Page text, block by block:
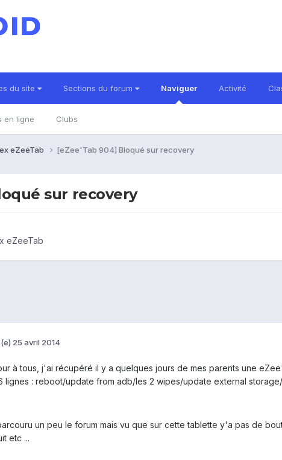
du site Sections du forum Naviguer
en ligne Clubs
Activité
eZeeTab [eZee'Tab 904] Bloqué sur recovery
sur recovery
eZeeTab
25 avril 2014
à tous, j'ai récupéré il y a quelques jours de mes parents une
lignes : reboot/update from adb/les 2 wipes/update external
un peu le forum mais vu que sur cette tablette y'a pas de
etc ...